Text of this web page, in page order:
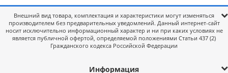
Внешний вид товара, комплектация и характеристики могут изменяться
производителем без предварительных уведомлений. Данный интернет-сайт
носит исключительно информационный характер и ни при каких условиях не
является публичной офертой, определяемой положениями Статьи 437 (2)
Гражданского кодекса Российской Федерации
Информация